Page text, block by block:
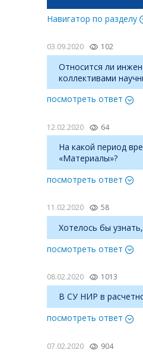
Навигатор по разделу
03.09.2020 102
Относится ли
коллективами
посмотреть ответ
12.02.2020 64
На какой период
«Материалы»?
посмотреть ответ
11.02.2020 58
Хотелось бы
посмотреть ответ
08.02.2020 1013
В СУ НИР в
посмотреть ответ
07.02.2020 904